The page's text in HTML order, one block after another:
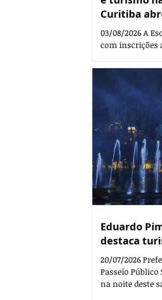
Curitiba
em agosto
03/08/2026 A
com inscrições
técnica,
interessados.
vinculada ao
como
português
Eduardo
destaca
20/07/2026
Passeio
na noite deste